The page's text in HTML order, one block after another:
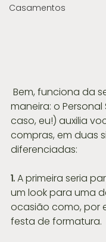
Casamentos
maneira: o
caso, eu!) auxilia
compras, em duas
diferenciadas:
1. A primeira seria
um look para uma
ocasião como, por
festa de formatura.